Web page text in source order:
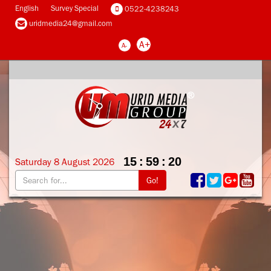
English Survey Special
0522-4238243
uridmedia24@gmail.com
A- A+
Saturday 8 August 2026 15 : 59 : 21
Go!